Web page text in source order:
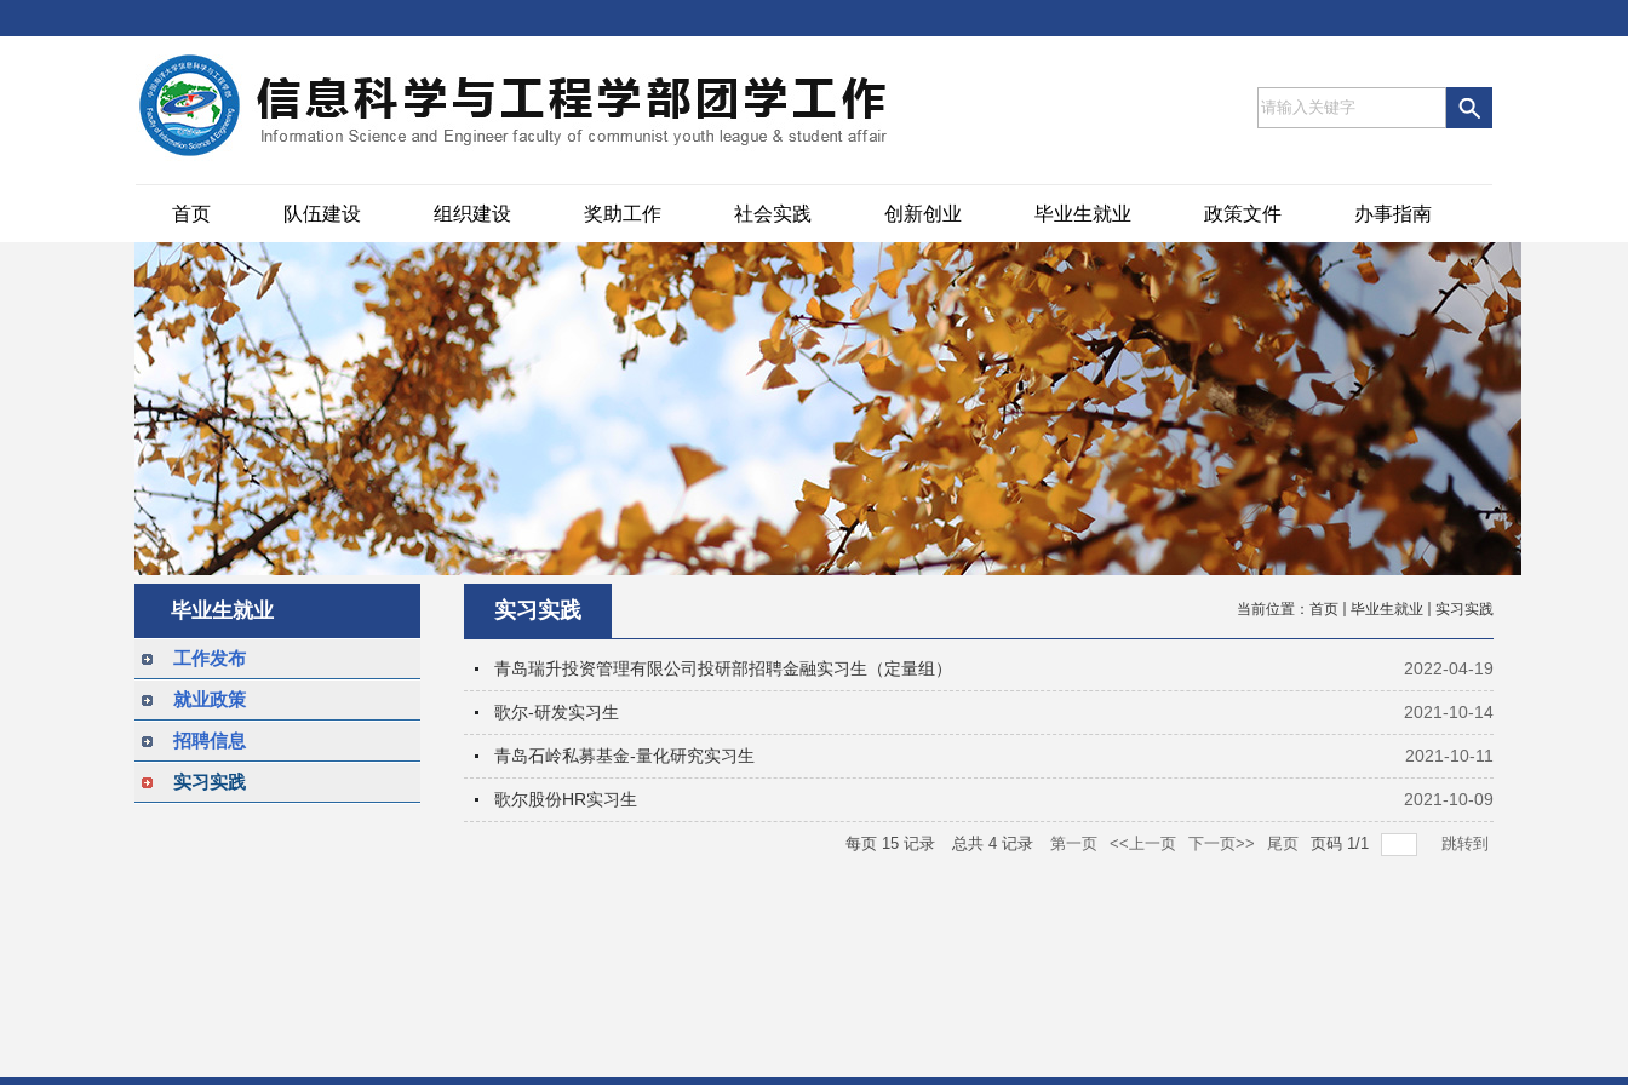
首页 队伍建设 组织建设 奖助工作 社会实践 创新创业 毕业生就业 政策文件 办事指南
毕业生就业
工作发布
就业政策
招聘信息
实习实践
实习实践 当前位置： 首页 毕业生就业 实习实践
青岛瑞升投资管理有限公司投研部招聘金融实习生（定量组） 2022-04-19
歌尔-研发实习生 2021-10-14
青岛石岭私募基金-量化研究实习生 2021-10-11
歌尔股份HR实习生 2021-10-09
每页 15 记录 总共 4 记录 第一页 <<上一页 下一页>> 尾页 页码 1/1 跳转到